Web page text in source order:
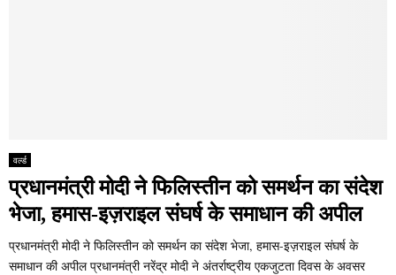
वर्ल्ड
प्रधानमंत्री मोदी ने फिलिस्तीन को समर्थन का संदेश
भेजा, हमास-इज़राइल संघर्ष के समाधान की अपील
प्रधानमंत्री मोदी ने फिलिस्तीन को समर्थन का संदेश भेजा, हमास-इज़राइल संघर्ष के
समाधान की अपील प्रधानमंत्री नरेंद्र मोदी ने अंतर्राष्ट्रीय एकजुटता दिवस के अवसर